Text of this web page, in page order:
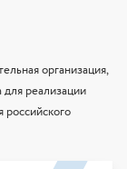
организация,
для реализации
российского